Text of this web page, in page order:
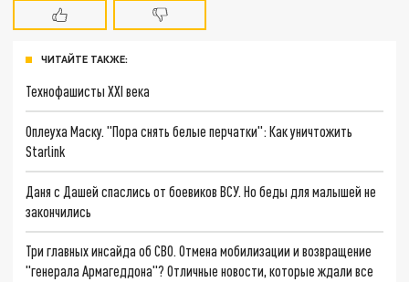
ЧИТАЙТЕ ТАКЖЕ:
Технофашисты XXI века
Оплеуха Маску. "Пора снять белые перчатки": Как уничтожить
Starlink
Даня с Дашей спаслись от боевиков ВСУ. Но беды для малышей не
закончились
Три главных инсайда об СВО. Отмена мобилизации и возвращение
"генерала Армагеддона"? Отличные новости, которые ждали все